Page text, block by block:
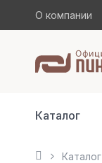
О компании
Каталог
Каталог